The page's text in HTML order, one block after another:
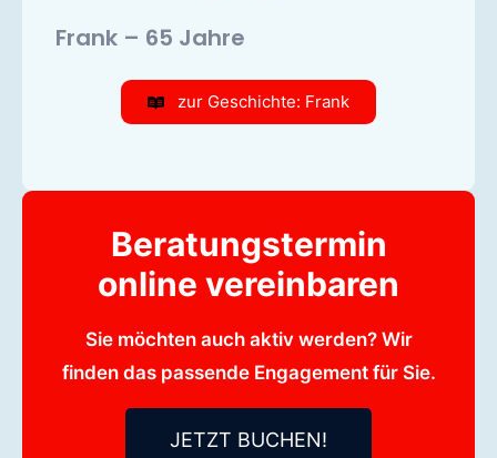
Frank – 65 Jahre
zur Geschichte: Frank
Beratungstermin
online vereinbaren
Sie möchten auch aktiv werden? Wir
finden das passende Engagement für Sie.
JETZT BUCHEN!